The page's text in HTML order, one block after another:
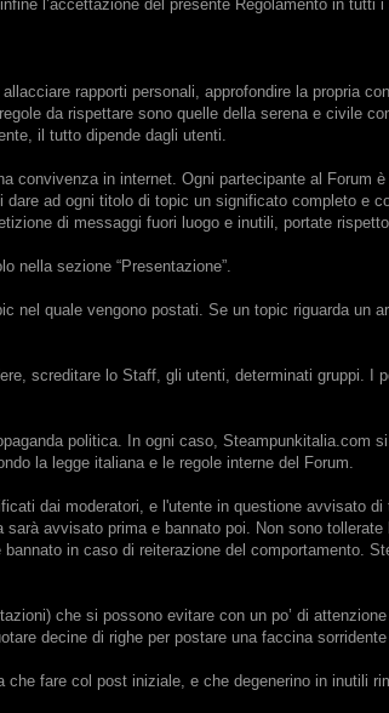
l’accettazione del presente Regolamento in tutti i
rapporti personali, approfondire la propria
da rispettare sono quelle della serena e civile
il tutto dipende dagli utenti.
convivenza in internet. Ogni partecipante al Forum
ad ogni titolo di topic un significato completo e
di messaggi fuori luogo e inutili, portate
nella sezione “Presentazione”.
nel quale vengono postati. Se un topic riguarda un
screditare lo Staff, gli utenti, determinati gruppi. I
politica. In ogni caso, Steampunkitalia.com
la legge italiana e le regole interne del Forum.
dai moderatori, e l'utente in questione avvisato
avvisato prima e bannato poi. Non sono
in caso di reiterazione del comportamento.
che si possono evitare con un po’ di
decine di righe per postare una faccina
fare col post iniziale, e che degenerino in inutili